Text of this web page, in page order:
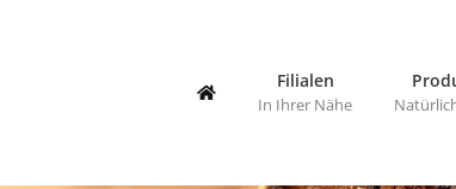
Filialen
In Ihrer Nähe